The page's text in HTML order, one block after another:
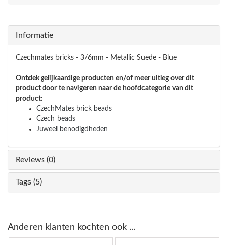
Informatie
Czechmates bricks - 3/6mm - Metallic Suede - Blue
Ontdek gelijkaardige producten en/of meer uitleg over dit
product door te navigeren naar de hoofdcategorie van dit
product:
CzechMates brick beads
Czech beads
Juweel benodigdheden
Reviews (0)
Tags (5)
Anderen klanten kochten ook ...